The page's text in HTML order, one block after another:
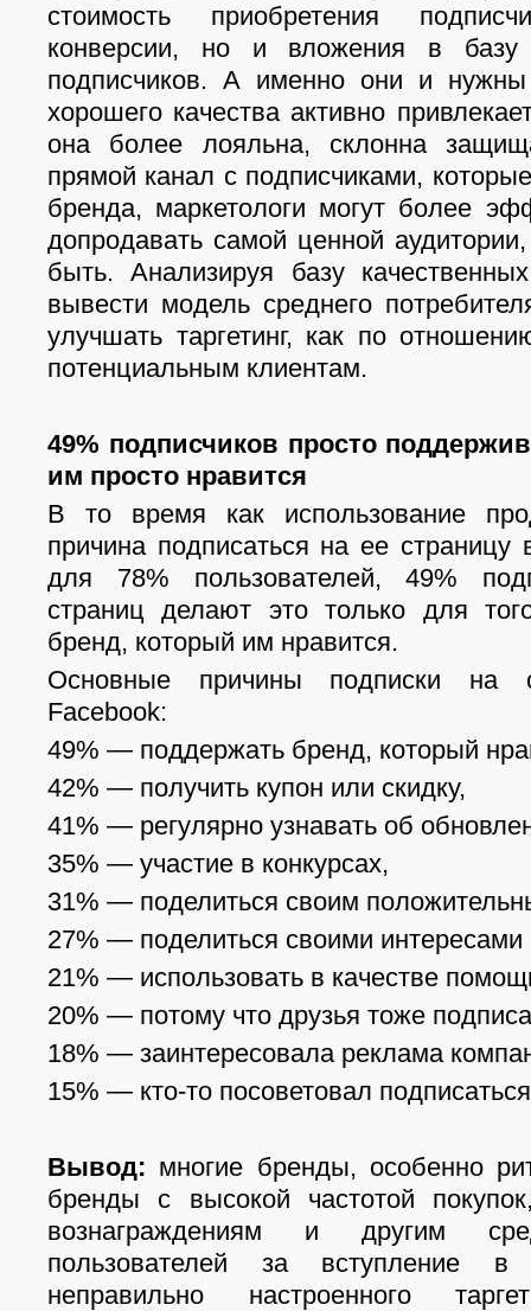
стоимость приобретения
конверсии, но и вложения в базу
подписчиков. А именно они и
хорошего качества активно
она более лояльна, склонна
прямой канал с подписчиками,
бренда, маркетологи могут более
допродавать самой ценной
быть. Анализируя базу
вывести модель среднего
улучшать таргетинг, как по
потенциальным клиентам.
49% подписчиков просто
им просто нравится
В то время как использование
причина подписаться на ее страницу
для 78% пользователей, 49%
страниц делают это только для
бренд, который им нравится.
Основные причины подписки на
Facebook:
49% — поддержать бренд, который
42% — получить купон или скидку,
41% — регулярно узнавать об
35% — участие в конкурсах,
31% — поделиться своим
27% — поделиться своими
21% — использовать в качестве
20% — потому что друзья тоже
18% — заинтересовала реклама
15% — кто-то посоветовал
Вывод: многие бренды, особенно
бренды с высокой частотой
вознаграждениям и другим
пользователей за вступление в
неправильно настроенного